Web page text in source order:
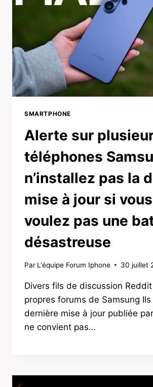
SMARTPHONE
Alerte sur
téléphones
n’installez pas la
mise à jour si
voulez pas une
désastreuse
Par L'équipe Forum Iphone 30 juillet
Divers fils de discussion
propres forums de Samsung
dernière mise à jour publiée
ne convient pas…